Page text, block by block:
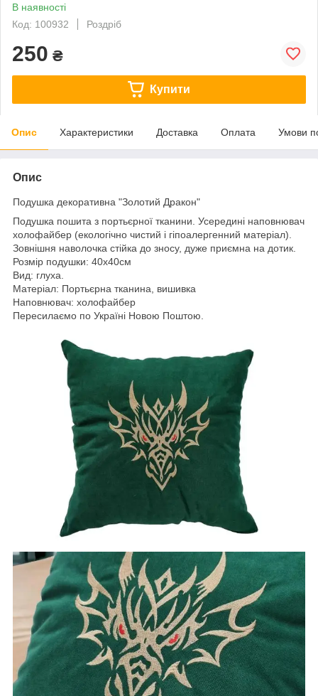
В наявності
Код: 100932
Роздріб
250 ₴
Купити
Опис Характеристики Доставка Оплата Умови
Опис
Подушка декоративна "Золотий Дракон"
Подушка пошита з портьєрної тканини. Усередині наповнювач
холофайбер (екологічно чистий і гіпоалергенний матеріал).
Зовнішня наволочка стійка до зносу, дуже приємна на дотик.
Розмір подушки: 40х40см
Вид: глуха.
Матеріал: Портьєрна тканина, вишивка
Наповнювач: холофайбер
Пересилаємо по Україні Новою Поштою.